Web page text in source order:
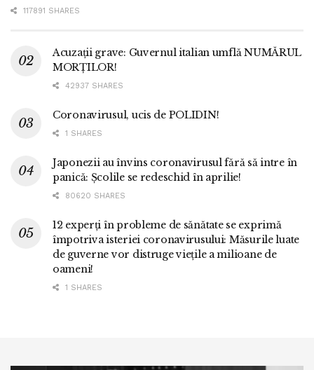
117891 SHARES
Acuzații grave: Guvernul italian umflă NUMĂRUL
MORȚILOR!
42937 SHARES
Coronavirusul, ucis de POLIDIN!
1 SHARES
Japonezii au învins coronavirusul fără să intre în
panică: Școlile se redeschid în aprilie!
80620 SHARES
12 experți în probleme de sănătate se exprimă
împotriva isteriei coronavirusului: Măsurile luate
de guverne vor distruge viețile a milioane de
oameni!
1 SHARES